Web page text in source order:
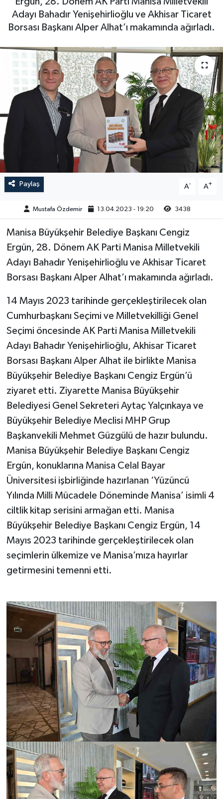
Adayı Bahadır Yenişehirlioğlu ve Akhisar Ticaret
Borsası Başkanı Alper Alhat’ı makamında ağırladı.
Paylaş A- A+
Mustafa Özdemir 13.04.2023 - 19:20 3438
Manisa Büyükşehir Belediye Başkanı Cengiz
Ergün, 28. Dönem AK Parti Manisa Milletvekili
Adayı Bahadır Yenişehirlioğlu ve Akhisar Ticaret
Borsası Başkanı Alper Alhat’ı makamında ağırladı.
14 Mayıs 2023 tarihinde gerçekleştirilecek olan
Cumhurbaşkanı Seçimi ve Milletvekilliği Genel
Seçimi öncesinde AK Parti Manisa Milletvekili
Adayı Bahadır Yenişehirlioğlu, Akhisar Ticaret
Borsası Başkanı Alper Alhat ile birlikte Manisa
Büyükşehir Belediye Başkanı Cengiz Ergün’ü
ziyaret etti. Ziyarette Manisa Büyükşehir
Belediyesi Genel Sekreteri Aytaç Yalçınkaya ve
Büyükşehir Belediye Meclisi MHP Grup
Başkanvekili Mehmet Güzgülü de hazır bulundu.
Manisa Büyükşehir Belediye Başkanı Cengiz
Ergün, konuklarına Manisa Celal Bayar
Üniversitesi işbirliğinde hazırlanan ‘Yüzüncü
Yılında Milli Mücadele Döneminde Manisa’ isimli 4
ciltlik kitap serisini armağan etti. Manisa
Büyükşehir Belediye Başkanı Cengiz Ergün, 14
Mayıs 2023 tarihinde gerçekleştirilecek olan
seçimlerin ülkemize ve Manisa’mıza hayırlar
getirmesini temenni etti.
Magazin
Kadın
Yerel Haber
Akhisar Emlak
Duyurular
Sektörel
Röportaj
Dünya
Yerel Haber
Akhisar Emlak
Ülke
Etiketler